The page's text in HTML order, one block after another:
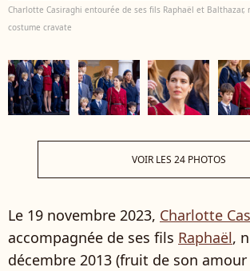
Charlotte Casiraghi entourée de ses fils Raphaël et Balthazar,
costume cravate
VOIR LES 24 PHOTOS
Le 19 novembre 2023, Charlotte
accompagnée de ses fils Raphaël,
décembre 2013 (fruit de son amour